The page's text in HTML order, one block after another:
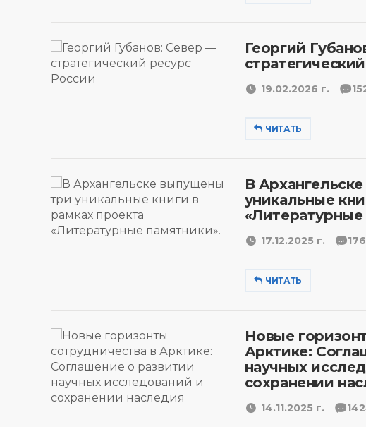
Георгий
19.02.2026 г.
ЧИТАТЬ
В
уникальные
17.12.2025 г.
ЧИТАТЬ
Новые
Арктике:
научных
сохранении
14.11.2025 г.